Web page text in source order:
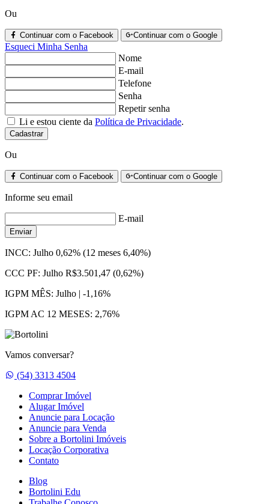
Ou
Continuar com o Facebook Continuar com o Google
Esqueci Minha Senha
Nome
E-mail
Telefone
Senha
Repetir senha
Li e estou ciente da Política de Privacidade.
Cadastrar
Ou
Continuar com o Facebook Continuar com o Google
Informe seu email
E-mail
Enviar
INCC: Julho 0,62% (12 meses 6,40%)
CCC PF: Julho R$3.501,47 (0,62%)
IGPM MÊS: Julho | -1,16%
IGPM AC 12 MESES: 2,76%
Vamos conversar?
Whatsapp
(54) 3313 4504
Comprar Imóvel
Alugar Imóvel
Anuncie para Locação
Anuncie para Venda
Sobre a Bortolini Imóveis
Locação Corporativa
Contato
Blog
Bortolini Edu